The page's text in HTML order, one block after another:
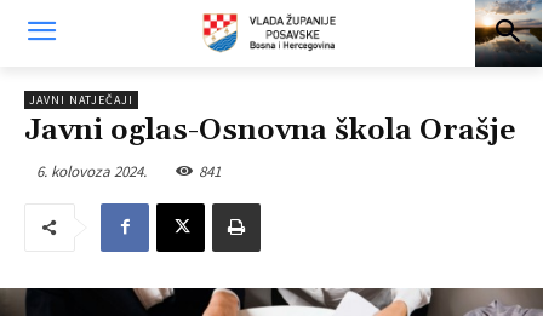
JAVNI NATJEČAJI
Javni oglas-Osnovna škola Orašje
6. kolovoza 2024. 841